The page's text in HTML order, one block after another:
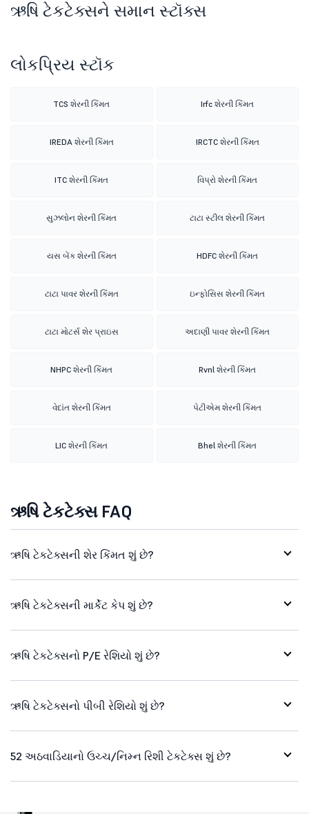
ઋષિ ટેકટેક્સને સમાન સ્ટૉક્સ
લોકપ્રિય સ્ટૉક
TCS શેરની કિંમત Irfc શેરની કિંમત
IREDA શેરની કિંમત IRCTC શેરની કિંમત
ITC શેરની કિંમત વિપ્રો શેરની કિંમત
સુઝલોન શેરની કિંમત ટાટા સ્ટીલ શેરની કિંમત
યસ બેંક શેરની કિંમત HDFC શેરની કિંમત
ટાટા પાવર શેરની કિંમત ઇન્ફોસિસ શેરની કિંમત
ટાટા મોટર્સ શેર પ્રાઇસ અદાણી પાવર શેરની કિંમત
NHPC શેરની કિંમત Rvnl શેરની કિંમત
વેદાંત શેરની કિંમત પેટીએમ શેરની કિંમત
LIC શેરની કિંમત Bhel શેરની કિંમત
ઋષિ ટેકટેક્સ FAQ
ઋષિ ટેકટેક્સની શેર કિંમત શું છે?
ઋષિ ટેકટેક્સની માર્કેટ કેપ શું છે?
ઋષિ ટેકટેક્સનો P/E રેશિયો શું છે?
ઋષિ ટેકટેક્સનો પીબી રેશિયો શું છે?
52 અઠવાડિયાનો ઉચ્ચ/નિમ્ન રિશી ટેકટેક્સ શું છે?